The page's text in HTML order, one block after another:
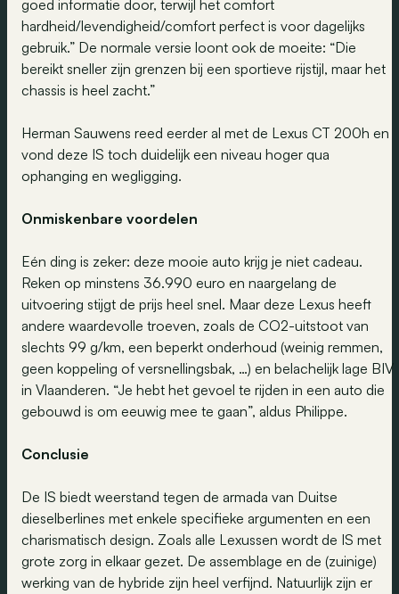
goed informatie door, terwijl het comfort
hardheid/levendigheid/comfort perfect is voor dagelijks
gebruik.” De normale versie loont ook de moeite: “Die
bereikt sneller zijn grenzen bij een sportieve rijstijl, maar het
chassis is heel zacht.”
Herman Sauwens reed eerder al met de Lexus CT 200h en
vond deze IS toch duidelijk een niveau hoger qua
ophanging en wegligging.
Onmiskenbare voordelen
Eén ding is zeker: deze mooie auto krijg je niet cadeau.
Reken op minstens 36.990 euro en naargelang de
uitvoering stijgt de prijs heel snel. Maar deze Lexus heeft
andere waardevolle troeven, zoals de CO2-uitstoot van
slechts 99 g/km, een beperkt onderhoud (weinig remmen,
geen koppeling of versnellingsbak, …) en belachelijk lage BIV
in Vlaanderen. “Je hebt het gevoel te rijden in een auto die
gebouwd is om eeuwig mee te gaan”, aldus Philippe.
Conclusie
De IS biedt weerstand tegen de armada van Duitse
dieselberlines met enkele specifieke argumenten en een
charismatisch design. Zoals alle Lexussen wordt de IS met
grote zorg in elkaar gezet. De assemblage en de (zuinige)
werking van de hybride zijn heel verfijnd. Natuurlijk zijn er